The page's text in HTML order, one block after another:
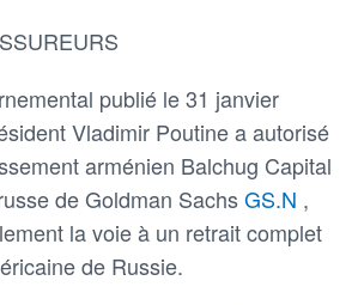
publié le 31 janvier
Vladimir Poutine a autorisé
arménien Balchug Capital
de Goldman SachsGS.N ,
la voie à un retrait complet
de Russie.